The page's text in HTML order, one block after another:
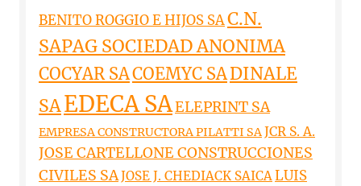
BENITO ROGGIO E HIJOS SAC.N.
SAPAG SOCIEDAD ANONIMA
COCYAR SACOEMYC SADINALE
SAEDECA SAELEPRINT SA
EMPRESA CONSTRUCTORA PILATTI SAJCR S. A.
JOSE CARTELLONE CONSTRUCCIONES
CIVILES SAJOSE J. CHEDIACK SAICALUIS